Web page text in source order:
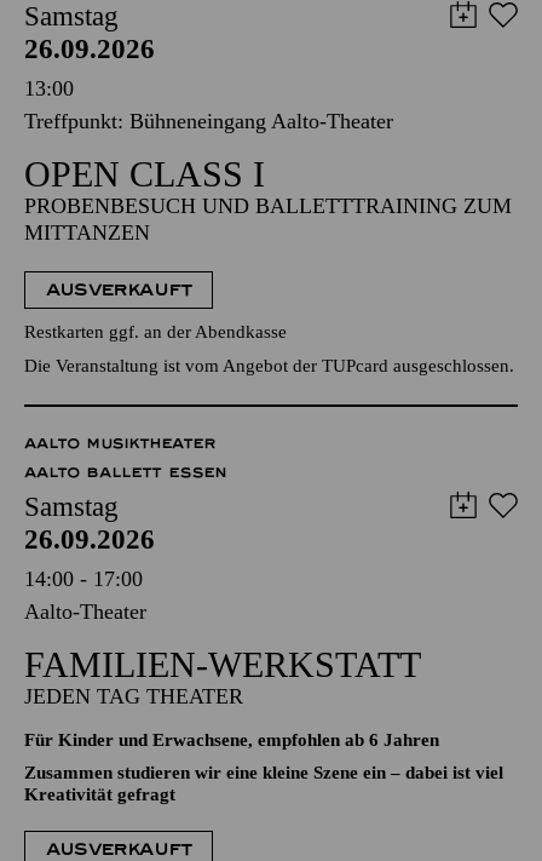
Samstag
26.09.2026
13:00
Treffpunkt: Bühneneingang Aalto-Theater
OPEN CLASS I
PROBENBESUCH UND BALLETTTRAINING ZUM
MITTANZEN
AUSVERKAUFT
Restkarten ggf. an der Abendkasse
Die Veranstaltung ist vom Angebot der TUPcard ausgeschlossen.
AALTO MUSIKTHEATER
AALTO BALLETT ESSEN
Samstag
26.09.2026
14:00 - 17:00
Aalto-Theater
FAMILIEN-WERKSTATT
JEDEN TAG THEATER
Für Kinder und Erwachsene, empfohlen ab 6 Jahren
Zusammen studieren wir eine kleine Szene ein – dabei ist viel
Kreativität gefragt
AUSVERKAUFT